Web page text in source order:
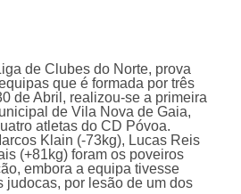
de Clubes do Norte, prova
que é formada por três
de Abril, realizou-se a primeira
de Vila Nova de Gaia,
atletas do CD Póvoa.
Klain (-73kg), Lucas Reis
(+81kg) foram os poveiros
embora a equipa tivesse
judocas, por lesão de um dos